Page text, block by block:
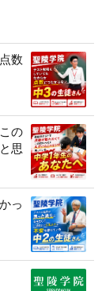
数
の
思
っ